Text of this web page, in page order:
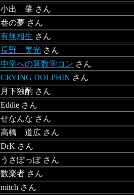
小出 肇 さん
巷の夢 さん
有無相生 さん
長野 美光 さん
中学への算数学コン さん
CRYING DOLPHIN さん
月下独酌 さん
Eddie さん
せなんな さん
高橋 道広 さん
DrK さん
うさぽっぽ さん
数楽者 さん
mitch さん